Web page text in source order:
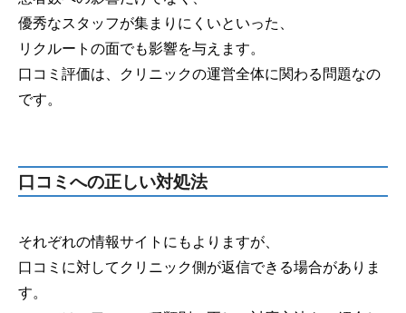
優秀なスタッフが集まりにくいといった、
リクルートの面でも影響を与えます。
口コミ評価は、クリニックの運営全体に関わる問題なの
です。
口コミへの正しい対処法
それぞれの情報サイトにもよりますが、
口コミに対してクリニック側が返信できる場合がありま
す。